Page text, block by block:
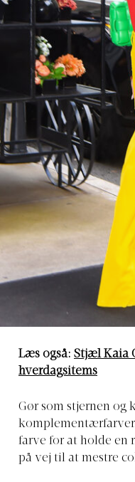
Læs også: Stjæl Kaia
hverdagsitems
Gør som stjernen og
komplementærfarver
farve for at holde en
på vej til at mestre